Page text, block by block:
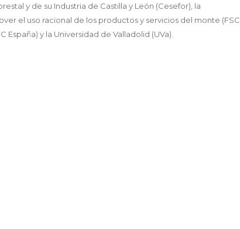
y de su Industria de Castilla y León (Cesefor), la
el uso racional de los productos y servicios del monte (FSC
España) y la Universidad de Valladolid (UVa).